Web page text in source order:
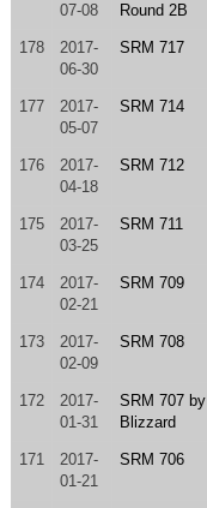
07-08
Round 2B
178
2017-
06-30
SRM 717
177
2017-
05-07
SRM 714
176
2017-
04-18
SRM 712
175
2017-
03-25
SRM 711
174
2017-
02-21
SRM 709
173
2017-
02-09
SRM 708
172
2017-
01-31
SRM 707 by
Blizzard
171
2017-
01-21
SRM 706